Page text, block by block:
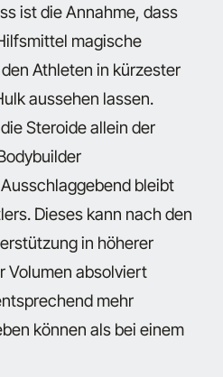
ist die Annahme, dass
magische
Athleten in kürzester
aussehen lassen.
Steroide allein der
bleibt
Dieses kann nach den
in höherer
Volumen absolviert
mehr
können als bei einem